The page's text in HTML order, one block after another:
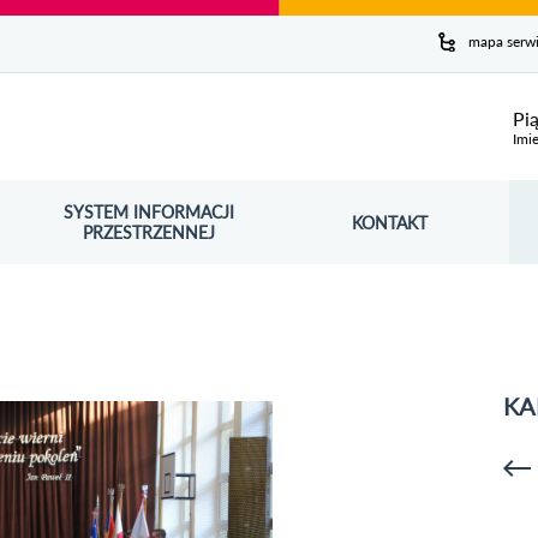
mapa
SYSTEM INFORMACJI
PRZESTRZENNEJ
OTWORZY SIĘ W NOWYM OKNIE KONTAKT